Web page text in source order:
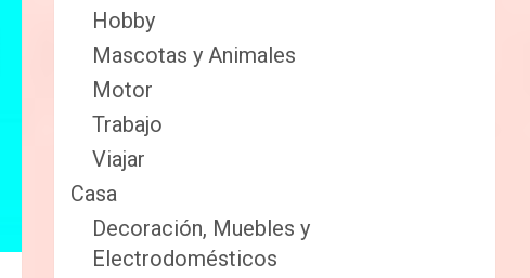
Hobby
Mascotas y Animales
Motor
Trabajo
Viajar
Casa
Decoración, Muebles y
Electrodomésticos